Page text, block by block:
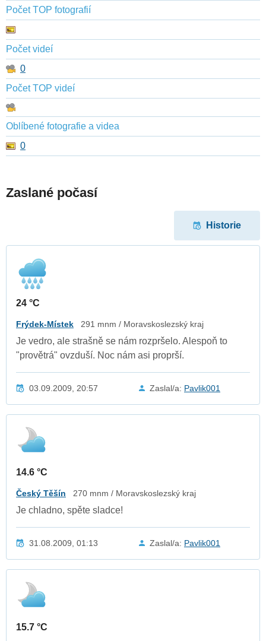
Počet TOP fotografií
Počet videí
0
Počet TOP videí
Oblíbené fotografie a videa
0
Zaslané počasí
Historie
24 °C
Frýdek-Místek 291 mnm / Moravskoslezský kraj
Je vedro, ale strašně se nám rozpršelo. Alespoň to
"provětrá" ovzduší. Noc nám asi proprší.
03.09.2009, 20:57 Zaslal/a: Pavlik001
14.6 °C
Český Těšín 270 mnm / Moravskoslezský kraj
Je chladno, spěte sladce!
31.08.2009, 01:13 Zaslal/a: Pavlik001
15.7 °C